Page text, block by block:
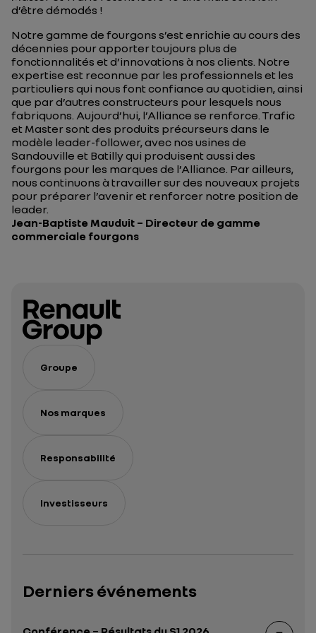
d’être démodés !
Notre gamme de fourgons s’est enrichie au cours des
décennies pour apporter toujours plus de
fonctionnalités et d’innovations à nos clients. Notre
expertise est reconnue par les professionnels et les
particuliers qui nous font confiance au quotidien, ainsi
que par d’autres constructeurs pour lesquels nous
fabriquons. Aujourd’hui, l’Alliance se renforce. Trafic
et Master sont des produits précurseurs dans le
modèle leader-follower, avec nos usines de
Sandouville et Batilly qui produisent aussi des
fourgons pour les marques de l’Alliance. Par ailleurs,
nous continuons à travailler sur des nouveaux projets
pour préparer l’avenir et renforcer notre position de
leader.
Jean-Baptiste Mauduit – Directeur de gamme
commerciale fourgons
Groupe
Nos marques
Responsabilité
Investisseurs
Derniers événements